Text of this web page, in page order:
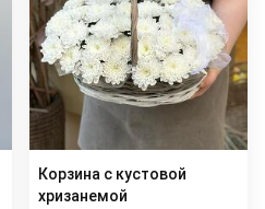
Корзина с кустовой
хризанемой